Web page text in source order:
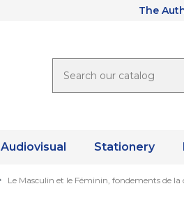
The
Audiovisual Stationery
Le Masculin et le Féminin, fondements de la